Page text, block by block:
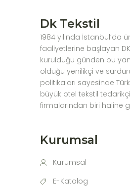
Dk Tekstil
1984 yılında İstanbul’da
faaliyetlerine başlayan DK
kurulduğu günden bu
olduğu yenilikçi ve
politikaları sayesinde
büyük otel tekstil
firmalarından biri haline
Kurumsal
Kurumsal
E-Katalog